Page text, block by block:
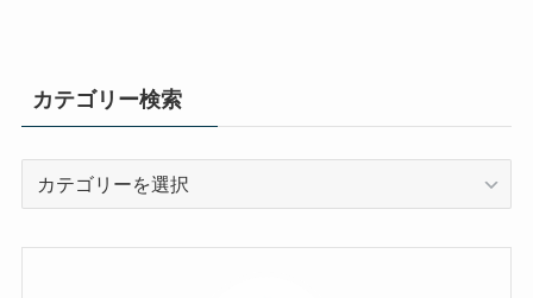
カテゴリー検索